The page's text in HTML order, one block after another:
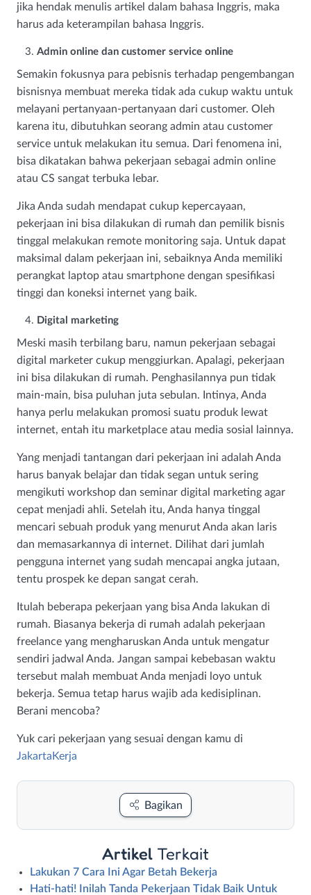
jika hendak menulis artikel dalam bahasa Inggris, maka
harus ada keterampilan bahasa Inggris.
Admin online dan customer service online
Semakin fokusnya para pebisnis terhadap pengembangan
bisnisnya membuat mereka tidak ada cukup waktu untuk
melayani pertanyaan-pertanyaan dari customer. Oleh
karena itu, dibutuhkan seorang admin atau customer
service untuk melakukan itu semua. Dari fenomena ini,
bisa dikatakan bahwa pekerjaan sebagai admin online
atau CS sangat terbuka lebar.
Jika Anda sudah mendapat cukup kepercayaan,
pekerjaan ini bisa dilakukan di rumah dan pemilik bisnis
tinggal melakukan remote monitoring saja. Untuk dapat
maksimal dalam pekerjaan ini, sebaiknya Anda memiliki
perangkat laptop atau smartphone dengan spesifikasi
tinggi dan koneksi internet yang baik.
Digital marketing
Meski masih terbilang baru, namun pekerjaan sebagai
digital marketer cukup menggiurkan. Apalagi, pekerjaan
ini bisa dilakukan di rumah. Penghasilannya pun tidak
main-main, bisa puluhan juta sebulan. Intinya, Anda
hanya perlu melakukan promosi suatu produk lewat
internet, entah itu marketplace atau media sosial lainnya.
Yang menjadi tantangan dari pekerjaan ini adalah Anda
harus banyak belajar dan tidak segan untuk sering
mengikuti workshop dan seminar digital marketing agar
cepat menjadi ahli. Setelah itu, Anda hanya tinggal
mencari sebuah produk yang menurut Anda akan laris
dan memasarkannya di internet. Dilihat dari jumlah
pengguna internet yang sudah mencapai angka jutaan,
tentu prospek ke depan sangat cerah.
Itulah beberapa pekerjaan yang bisa Anda lakukan di
rumah. Biasanya bekerja di rumah adalah pekerjaan
freelance yang mengharuskan Anda untuk mengatur
sendiri jadwal Anda. Jangan sampai kebebasan waktu
tersebut malah membuat Anda menjadi loyo untuk
bekerja. Semua tetap harus wajib ada kedisiplinan.
Berani mencoba?
Yuk cari pekerjaan yang sesuai dengan kamu di
JakartaKerja
Bagikan
Artikel Terkait
Lakukan 7 Cara Ini Agar Betah Bekerja
Hati-hati! Inilah Tanda Pekerjaan Tidak Baik Untuk